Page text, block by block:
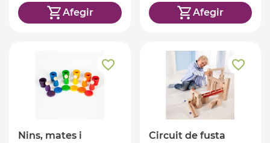
Afegir Afegir
Nins, mates i
Circuit de fusta